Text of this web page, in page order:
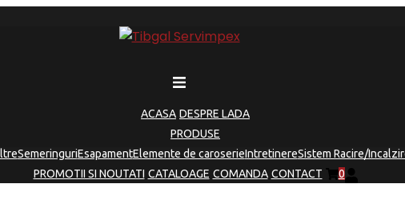
ACASA DESPRE LADA
PRODUSE
SemeringuriEsapamentElemente de caroserieIntretinereSistem Racire/
PROMOTII SI NOUTATI CATALOAGE COMANDA CONTACT 0